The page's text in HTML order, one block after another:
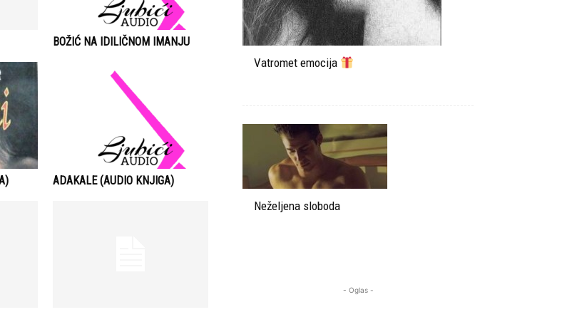
BOŽIĆ NA IDILIČNOM IMANJU
ADAKALE (AUDIO KNJIGA)
Vatromet emocija
Neželjena sloboda
- Oglas -